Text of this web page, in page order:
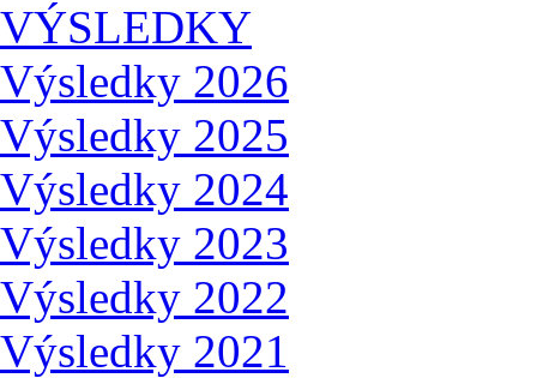
VÝSLEDKY
Výsledky 2026
Výsledky 2025
Výsledky 2024
Výsledky 2023
Výsledky 2022
Výsledky 2021